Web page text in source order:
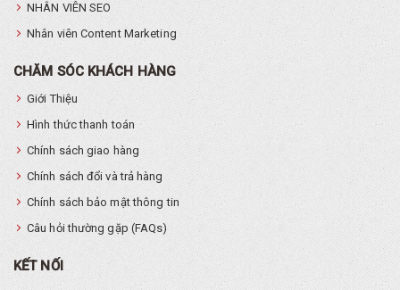
NHÂN VIÊN SEO
Nhân viên Content Marketing
CHĂM SÓC KHÁCH HÀNG
Giới Thiệu
Hình thức thanh toán
Chính sách giao hàng
Chính sách đổi và trả hàng
Chính sách bảo mật thông tin
Câu hỏi thường gặp (FAQs)
KẾT NỐI